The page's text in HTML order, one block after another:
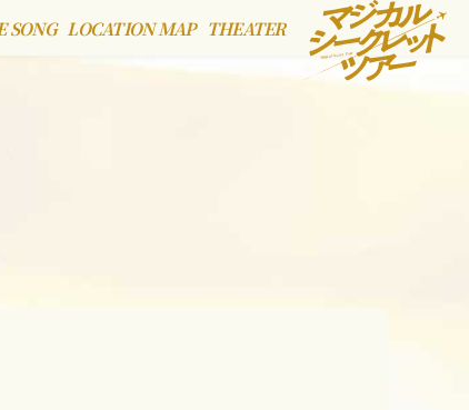
SONG LOCATION MAP THEATER